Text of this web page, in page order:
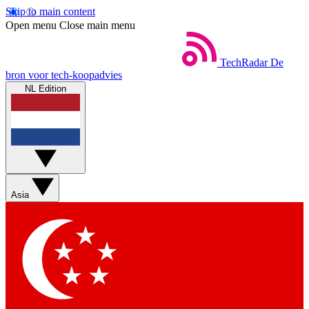
Skip to main content
Open menu Close main menu
TechRadar De
bron voor tech-koopadvies
NL Edition
Asia